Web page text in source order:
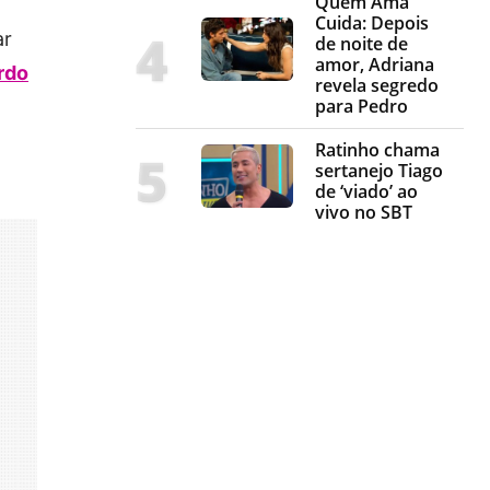
Cuida: Depois
de noite de
amor, Adriana
revela segredo
para Pedro
Ratinho chama
sertanejo Tiago
de ‘viado’ ao
vivo no SBT